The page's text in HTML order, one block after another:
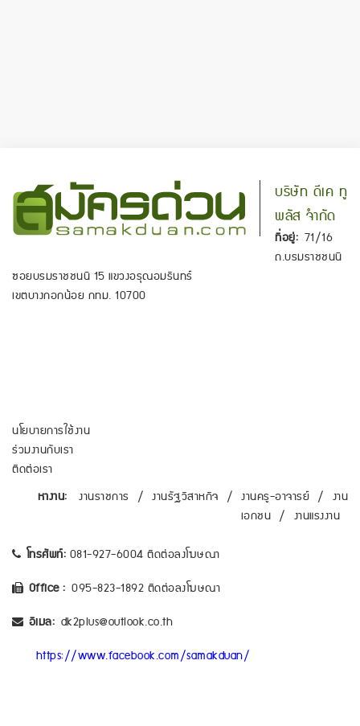
บริษัท ดีเค ทู
พลัส จำกัด
ที่อยู่: 71/16
ถ.บรมราชชนนี
ซอยบรมราชชนนี 15 แขวงอรุณอมรินทร์
เขตบางกอกน้อย กทม. 10700
นโยบายการใช้งาน
ร่วมงานกับเรา
ติดต่อเรา
หางาน:
งานราชการ / งานรัฐวิสาหกิจ / งานครู-อาจารย์ / งาน
เอกชน / งานแรงงาน
โทรศัพท์: 081-927-6004 ติดต่อลงโฆษณา
Office : 095-823-1892 ติดต่อลงโฆษณา
อีเมล: dk2plus@outlook.co.th
https://www.facebook.com/samakduan/